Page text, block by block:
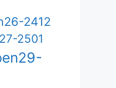
2412
2501